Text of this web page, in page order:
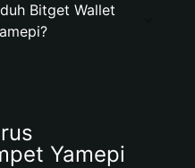
Bitget Wallet
Yamepi